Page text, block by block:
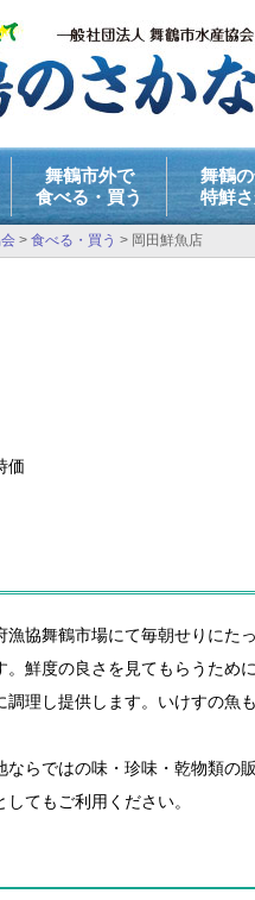
舞鶴市外で
食べる・買う
舞鶴
特鮮
> 食べる・買う > 岡田鮮魚店
価
協舞鶴市場にて毎朝せりにたっ
。鮮度の良さを見てもらうため
調理し提供します。いけすの魚
ならではの味・珍味・乾物類の
てもご利用ください。